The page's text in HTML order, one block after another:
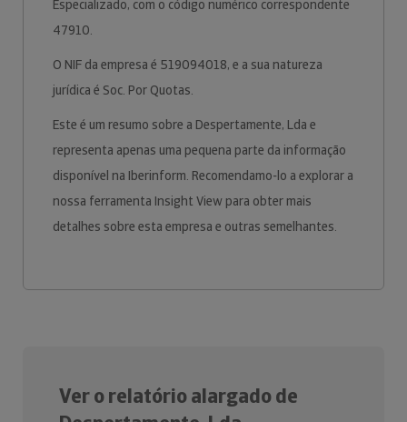
Especializado, com o código numérico correspondente
47910.
O NIF da empresa é 519094018, e a sua natureza
jurídica é Soc. Por Quotas.
Este é um resumo sobre a Despertamente, Lda e
representa apenas uma pequena parte da informação
disponível na Iberinform. Recomendamo-lo a explorar a
nossa ferramenta Insight View para obter mais
detalhes sobre esta empresa e outras semelhantes.
Ver o relatório alargado de